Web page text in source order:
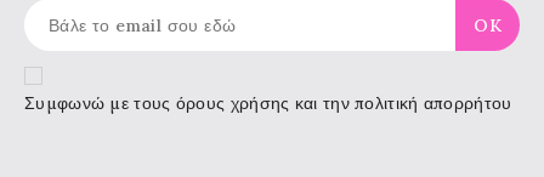
Συμφωνώ με τους όρους χρήσης και την πολιτική απορρήτου